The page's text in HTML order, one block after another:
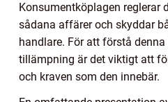
Konsumentköplagen reglerar
sådana affärer och skyddar
handlare. För att förstå
tillämpning är det viktigt att
och kraven som den innebär.